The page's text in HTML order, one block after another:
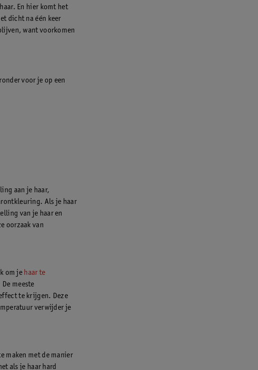
En hier komt het
dicht na één keer
want voorkomen
voor je op een
aan je haar,
Als je haar
van je haar en
oorzaak van
om je haar te
meeste
te krijgen. Deze
verwijder je
maken met de manier
als je haar hard